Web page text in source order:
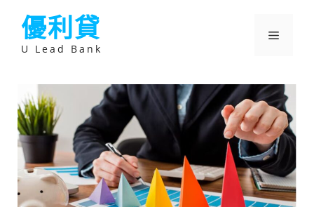
優利貸
U Lead Bank
選